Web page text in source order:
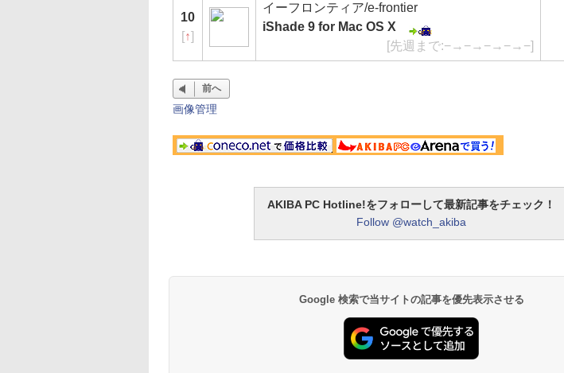
10
[↑]
イーフロンティア/e-frontier
iShade 9 for Mac OS X
[先週まで:−→−→−→−→−]
前へ
画像管理
AKIBA PC Hotline!をフォローして最新記事をチェック！
Follow @watch_akiba
Google 検索で当サイトの記事を優先表示させる